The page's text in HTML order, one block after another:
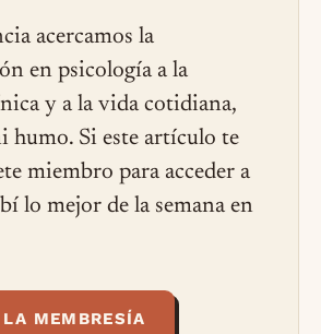
acercamos la
en psicología a la
y a la vida cotidiana,
humo. Si este artículo te
miembro para acceder a
lo mejor de la semana en
LA MEMBRESÍA